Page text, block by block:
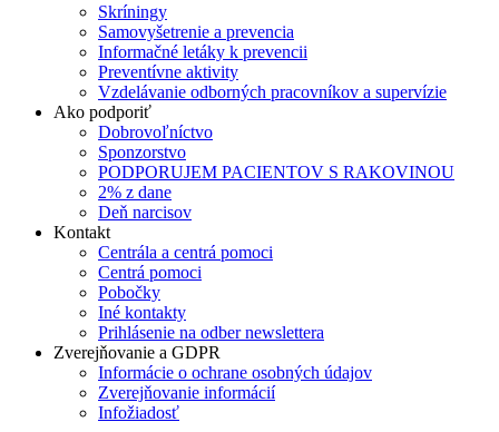
Skríningy
Samovyšetrenie a prevencia
Informačné letáky k prevencii
Preventívne aktivity
Vzdelávanie odborných pracovníkov a supervízie
Ako podporiť
Dobrovoľníctvo
Sponzorstvo
PODPORUJEM PACIENTOV S RAKOVINOU
2% z dane
Deň narcisov
Kontakt
Centrála a centrá pomoci
Centrá pomoci
Pobočky
Iné kontakty
Prihlásenie na odber newslettera
Zverejňovanie a GDPR
Informácie o ochrane osobných údajov
Zverejňovanie informácií
Infožiadosť